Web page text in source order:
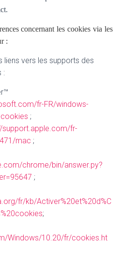
concernant les cookies via les
:
liens vers les supports des
:
fr-FR/windows-
;
support.apple.com/fr-
mac ;
chrome/bin/answer.py?
;
fr/kb/Activer%20et%20d%C
;
Windows/10.20/fr/cookies.ht